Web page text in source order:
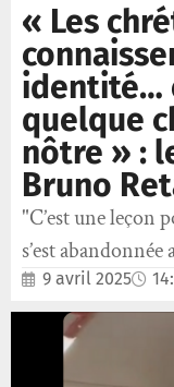
« Les
identité…
quelque
nôtre » :
Bruno
"C’est une leçon
s’est
9 avril 2025